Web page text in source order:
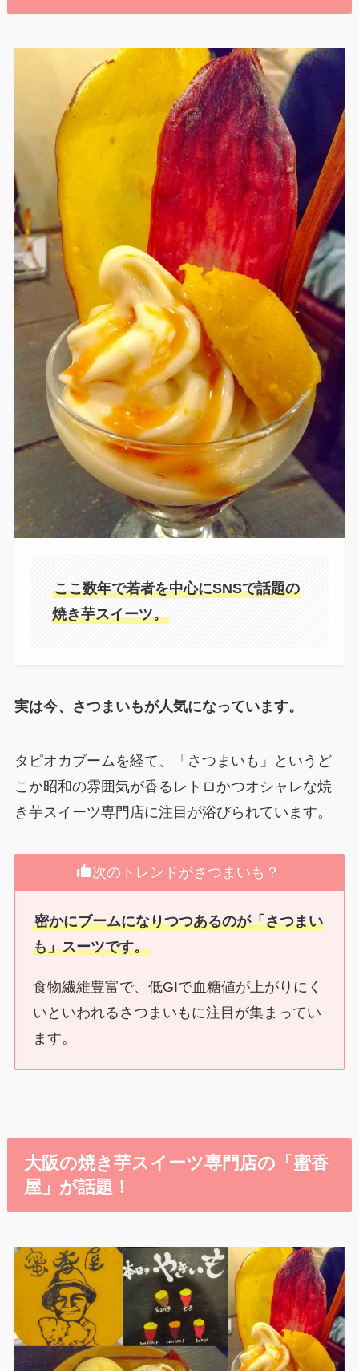
ここ数年で若者を中心にSNSで話題の
焼き芋スイーツ。
実は今、さつまいもが人気になっています。
タピオカブームを経て、「さつまいも」というど
こか昭和の雰囲気が香るレトロかつオシャレな焼
き芋スイーツ専門店に注目が浴びられています。
次のトレンドがさつまいも？
密かにブームになりつつあるのが「さつまい
も」スーツです。
食物繊維豊富で、低GIで血糖値が上がりにく
いといわれるさつまいもに注目が集まってい
ます。
大阪の焼き芋スイーツ専門店の「蜜香
屋」が話題！